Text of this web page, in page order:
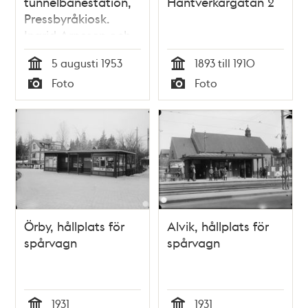
Pressbyråkiosk.
Ingrid Arnesen och
föreståndarinnan
Ingalill Lind
Tid
5 augusti 1953
Typ
Foto Tid
1893 till 1910
Typ
Foto
Örby, hållplats för
spårvagn
1931
Alvik, hållplats för
spårvagn
1931